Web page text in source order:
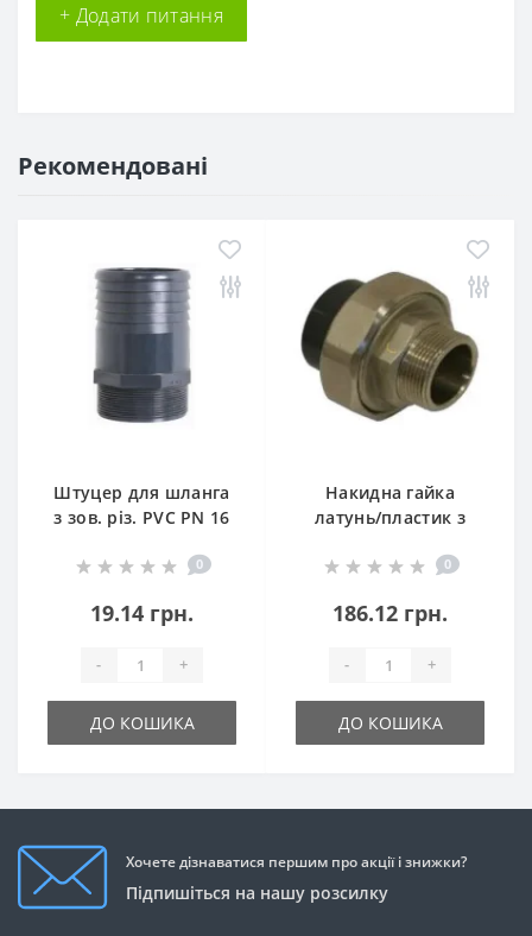
+ Додати питання
Рекомендовані
Штуцер для шланга
з зов. різ. PVC PN 16
0
19.14 грн.
- +
ДО КОШИКА
Накидна гайка
латунь/пластик з
0
186.12 грн.
- +
ДО КОШИКА
Хочете дізнаватися першим про акції і знижки?
Підпишіться на нашу розсилку